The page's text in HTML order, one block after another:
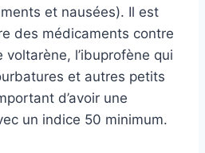
et nausées). Il est
des médicaments contre
l’ibuprofène qui
et autres petits
d’avoir une
un indice 50 minimum.